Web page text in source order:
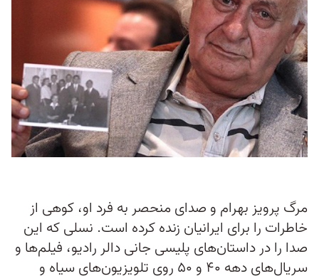
مرگ پرویز بهرام و صدای منحصر به فرد او، کوهی از
خاطرات را برای ایرانیان زنده کرده است. نسلی که این
صدا را در داستان‌های پلیسی جانی دالر رادیو، فیلم‌ها و
سریال‌های دهه ۴۰ و ۵۰ روی تلویزیون‌های سیاه و